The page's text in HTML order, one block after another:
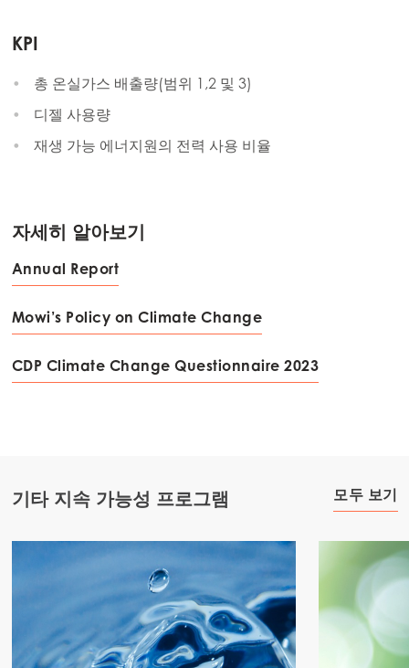
KPI
총 온실가스 배출량(범위 1,2 및 3)
디젤 사용량
재생 가능 에너지원의 전력 사용 비율
자세히 알아보기
Annual Report
Mowi’s Policy on Climate Change
CDP Climate Change Questionnaire 2023
기타 지속 가능성 프로그램 모두 보기